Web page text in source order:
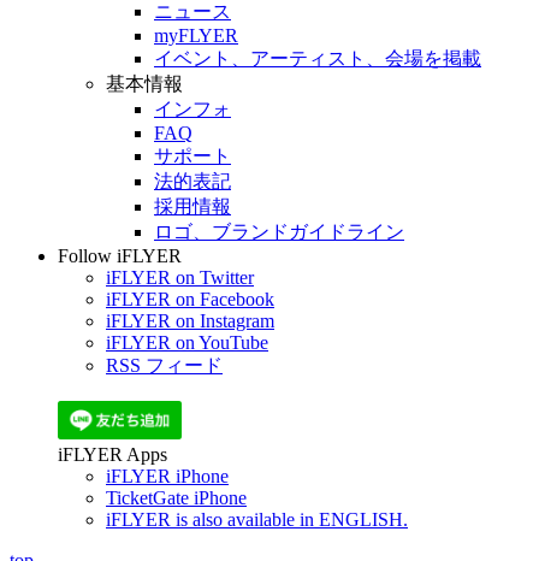
ニュース
myFLYER
イベント、アーティスト、会場を掲載
基本情報
インフォ
FAQ
サポート
法的表記
採用情報
ロゴ、ブランドガイドライン
Follow iFLYER
iFLYER on Twitter
iFLYER on Facebook
iFLYER on Instagram
iFLYER on YouTube
RSS フィード
iFLYER Apps
iFLYER iPhone
TicketGate iPhone
iFLYER is also available in ENGLISH.